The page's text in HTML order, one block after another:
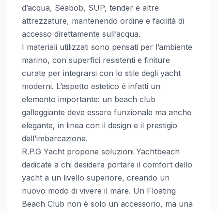
d’acqua, Seabob, SUP, tender e altre
attrezzature, mantenendo ordine e facilità di
accesso direttamente sull’acqua.
I materiali utilizzati sono pensati per l’ambiente
marino, con superfici resistenti e finiture
curate per integrarsi con lo stile degli yacht
moderni. L’aspetto estetico è infatti un
elemento importante: un beach club
galleggiante deve essere funzionale ma anche
elegante, in linea con il design e il prestigio
dell’imbarcazione.
R.P.G Yacht propone soluzioni Yachtbeach
dedicate a chi desidera portare il comfort dello
yacht a un livello superiore, creando un
nuovo modo di vivere il mare. Un Floating
Beach Club non è solo un accessorio, ma una